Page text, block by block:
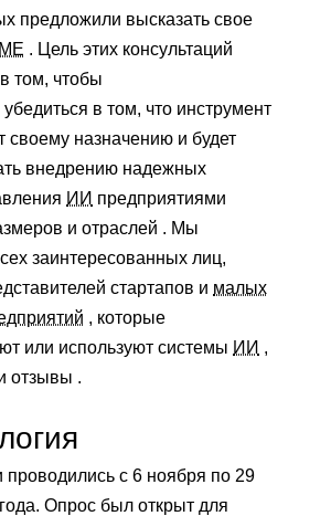
предложили высказать свое
. Цель этих консультаций
том, чтобы
убедиться в том, что инструмент
своему назначению и будет
внедрению надежных
ИИ предприятиями
и отраслей . Мы
заинтересованных лиц,
стартапов и малых
, которые
или используют системы ИИ ,
отзывы .
проводились с 6 ноября по 29
Опрос был открыт для